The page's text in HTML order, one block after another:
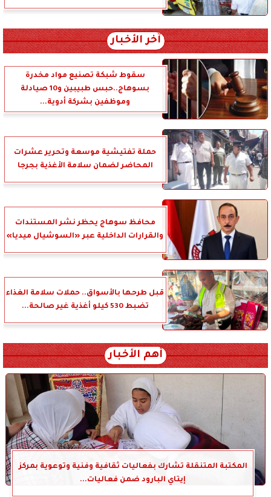
آخر الأخبار
سقوط شبكة تصنيع مواد مخدرة
بسوهاج..حبس طبيبين و10 صيادلة
وموظفين بشركة أدوية...
حملة تفتيشية موسعة وتحرير عشرات
المحاضر لضمان سلامة الأغذية بجرجا
محافظ سوهاج يحظر نشر المستندات
والقرارات الداخلية عبر «السوشيال ميديا»
قبل طرحها بالأسواق.. حملات سلامة الغذاء
تضبط 530 كيلو أغذية غير صالحة...
أهم الأخبار
المكتبة المتنقلة تشارك بفعاليات ثقافية وفنية وتوعوية بمركز
إيتاي البارود ضمن فعاليات...